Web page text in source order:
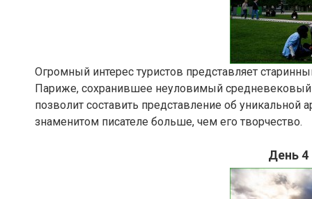
Огромный интерес туристов представляет
Париже, сохранившее неуловимый
позволит составить представление об
знаменитом писателе больше, чем его творчество.
День 4